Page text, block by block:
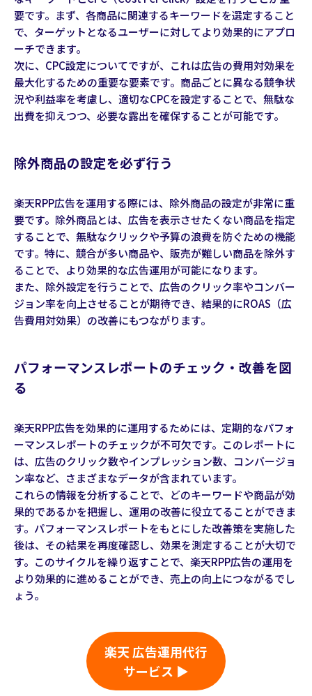
要です。まず、各商品に関連するキーワードを選定すること
で、ターゲットとなるユーザーに対してより効果的にアプロ
ーチできます。
次に、CPC設定についてですが、これは広告の費用対効果を
最大化するための重要な要素です。商品ごとに異なる競争状
況や利益率を考慮し、適切なCPCを設定することで、無駄な
出費を抑えつつ、必要な露出を確保することが可能です。
除外商品の設定を必ず行う
楽天RPP広告を運用する際には、除外商品の設定が非常に重
要です。除外商品とは、広告を表示させたくない商品を指定
することで、無駄なクリックや予算の浪費を防ぐための機能
です。特に、競合が多い商品や、販売が難しい商品を除外す
ることで、より効果的な広告運用が可能になります。
また、除外設定を行うことで、広告のクリック率やコンバー
ジョン率を向上させることが期待でき、結果的にROAS（広
告費用対効果）の改善にもつながります。
パフォーマンスレポートのチェック・改善を図
る
楽天RPP広告を効果的に運用するためには、定期的なパフォ
ーマンスレポートのチェックが不可欠です。このレポートに
は、広告のクリック数やインプレッション数、コンバージョ
ン率など、さまざまなデータが含まれています。
これらの情報を分析することで、どのキーワードや商品が効
果的であるかを把握し、運用の改善に役立てることができま
す。パフォーマンスレポートをもとにした改善策を実施した
後は、その結果を再度確認し、効果を測定することが大切で
す。このサイクルを繰り返すことで、楽天RPP広告の運用を
より効果的に進めることができ、売上の向上につながるでし
ょう。
楽天 広告運用代行
サービス ▶